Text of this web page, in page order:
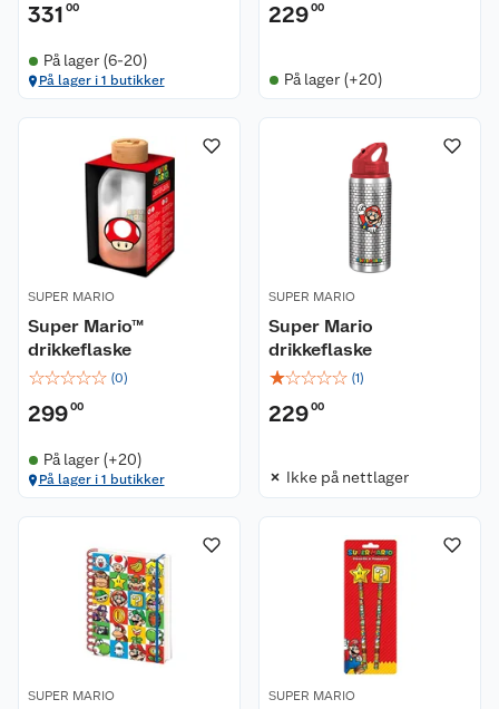
331 00
På lager (6-20)
På lager i 1 butikker
22900
På lager (+20)
SUPER MARIO
Super Mario™
drikkeflaske
☆☆☆☆☆ (0)
29900
På lager (+20)
På lager i 1 butikker
SUPER MARIO
Super Mario
drikkeflaske
☆☆☆☆☆ (1)
22900
Ikke på nettlager
SUPER MARIO SUPER MARIO
Om oss
Nyheter
Våre butikker
Våre merkevarer
Kundeservice
Kontakt oss
Angre- og returrett
Reklamasjon og garanti
Ofte stilte spørsmål